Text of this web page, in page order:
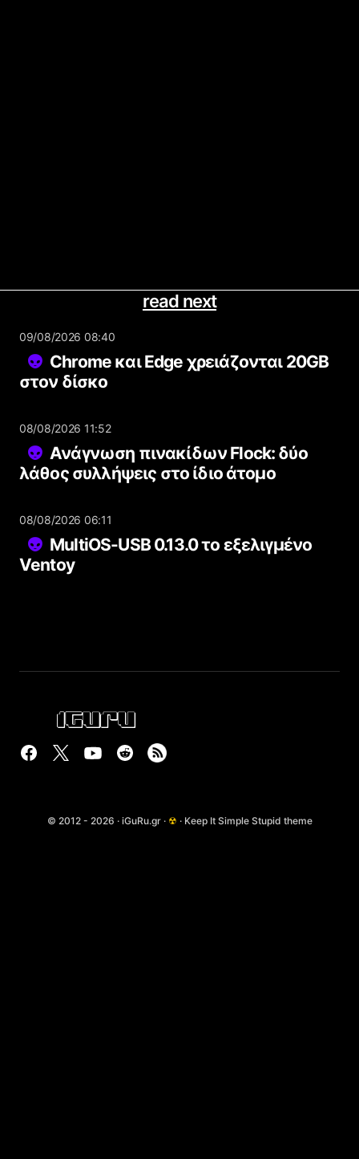
read next
09/08/2026 08:40
Chrome και Edge χρειάζονται 20GB
στον δίσκο
08/08/2026 11:52
Ανάγνωση πινακίδων Flock: δύο
λάθος συλλήψεις στο ίδιο άτομο
08/08/2026 06:11
MultiOS-USB 0.13.0 το εξελιγμένο
Ventoy
© 2012 - 2026 · iGuRu.gr · ☢ · Keep It Simple Stupid theme